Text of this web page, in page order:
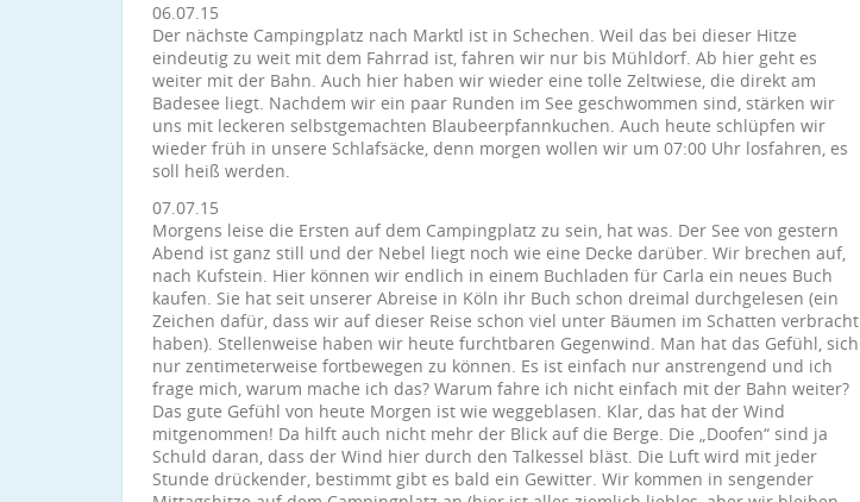
06.07.15
Der nächste Campingplatz nach Marktl ist in Schechen. Weil das bei dieser Hitze
eindeutig zu weit mit dem Fahrrad ist, fahren wir nur bis Mühldorf. Ab hier geht es
weiter mit der Bahn. Auch hier haben wir wieder eine tolle Zeltwiese, die direkt am
Badesee liegt. Nachdem wir ein paar Runden im See geschwommen sind, stärken wir
uns mit leckeren selbstgemachten Blaubeerpfannkuchen. Auch heute schlüpfen wir
wieder früh in unsere Schlafsäcke, denn morgen wollen wir um 07:00 Uhr losfahren, es
soll heiß werden.
07.07.15
Morgens leise die Ersten auf dem Campingplatz zu sein, hat was. Der See von gestern
Abend ist ganz still und der Nebel liegt noch wie eine Decke darüber. Wir brechen auf,
nach Kufstein. Hier können wir endlich in einem Buchladen für Carla ein neues Buch
kaufen. Sie hat seit unserer Abreise in Köln ihr Buch schon dreimal durchgelesen (ein
Zeichen dafür, dass wir auf dieser Reise schon viel unter Bäumen im Schatten verbracht
haben). Stellenweise haben wir heute furchtbaren Gegenwind. Man hat das Gefühl, sich
nur zentimeterweise fortbewegen zu können. Es ist einfach nur anstrengend und ich
frage mich, warum mache ich das? Warum fahre ich nicht einfach mit der Bahn weiter?
Das gute Gefühl von heute Morgen ist wie weggeblasen. Klar, das hat der Wind
mitgenommen! Da hilft auch nicht mehr der Blick auf die Berge. Die „Doofen“ sind ja
Schuld daran, dass der Wind hier durch den Talkessel bläst. Die Luft wird mit jeder
Stunde drückender, bestimmt gibt es bald ein Gewitter. Wir kommen in sengender